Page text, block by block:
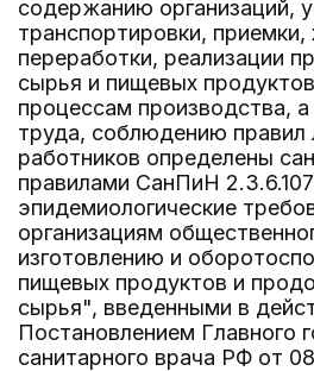
содержанию организаций,
транспортировки, приемки,
переработки, реализации
сырья и пищевых
процессам производства,
труда, соблюдению правил
работников определены
правилами СанПиН
эпидемиологические
организациям
изготовлению и
пищевых продуктов и
сырья", введенными в
Постановлением Главного
санитарного врача РФ от